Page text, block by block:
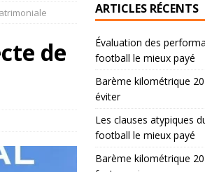
de
ARTICLES RÉCENTS
Évaluation des
football le mieux payé
Barème kilométrique
éviter
Les clauses atypiques
football le mieux payé
Barème kilométrique